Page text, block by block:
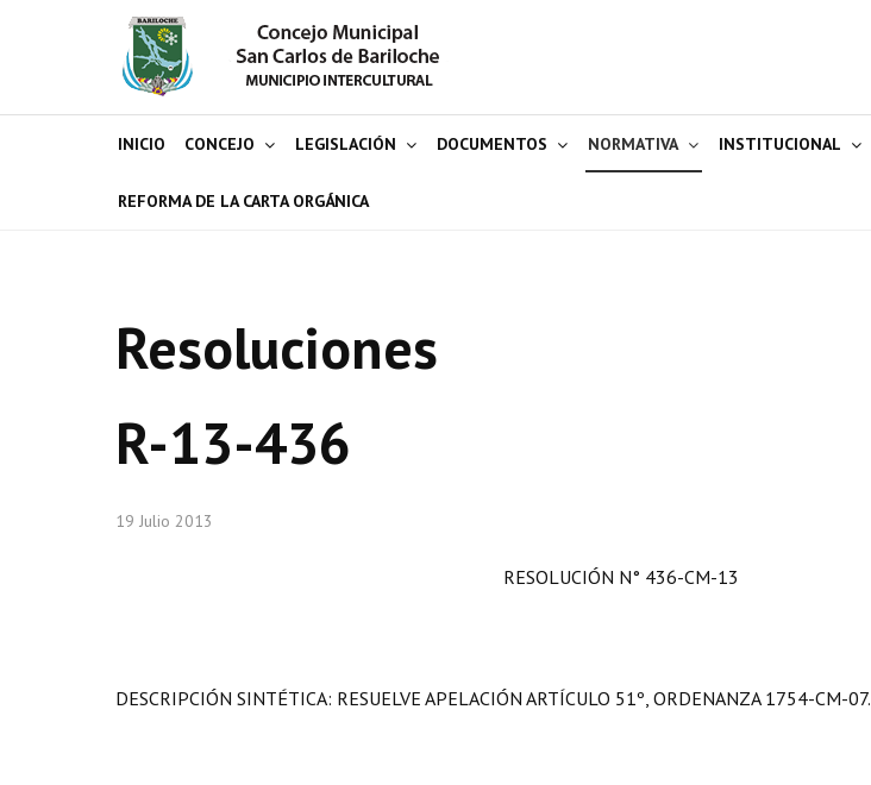
INICIO CONCEJO LEGISLACIÓN DOCUMENTOS NORMATIVA INSTITUCIONAL
REFORMA DE LA CARTA ORGÁNICA
Resoluciones
R-13-436
19 Julio 2013
RESOLUCIÓN N° 436-CM-13
DESCRIPCIÓN SINTÉTICA: RESUELVE APELACIÓN ARTÍCULO 51º, ORDENANZA 1754-CM-07.